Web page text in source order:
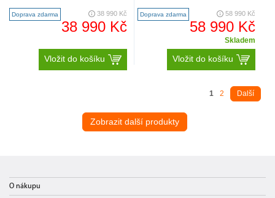
nejvyššítřída ene..
Doprava zdarma 38 990 Kč
38 990 Kč
Vložit do košíku
AutoDos Tes..
Doprava zdarma 58 990 Kč
58 990 Kč
Skladem
Vložit do košíku
1 2 Další
Zobrazit další produkty
O nákupu